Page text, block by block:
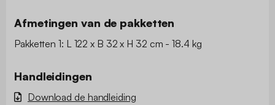
Afmetingen van de pakketten
Pakketten 1: L 122 x B 32 x H 32 cm - 18.4 kg
Handleidingen
Download de handleiding